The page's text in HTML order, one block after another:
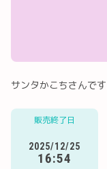
サンタかこちさんで
販売終了日
2025/12/25
16:54
Twitter LINE